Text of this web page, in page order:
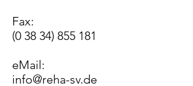
Fax:
(0 38 34) 855 181
eMail:
info@reha-sv.de